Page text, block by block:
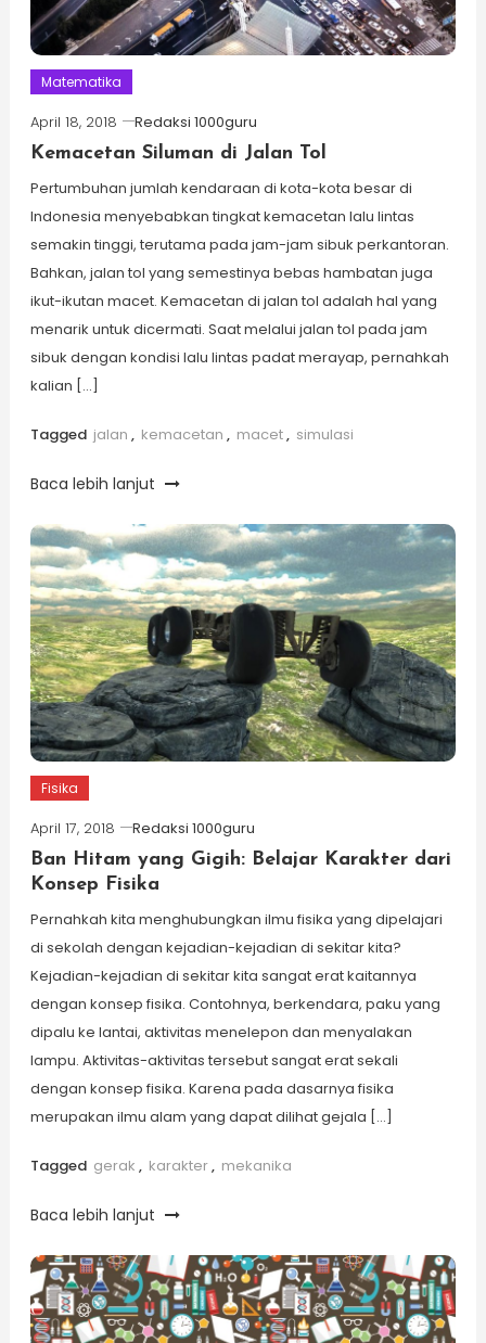
Matematika
April 18, 2018
Redaksi 1000guru
Kemacetan Siluman di Jalan Tol
Pertumbuhan jumlah kendaraan di kota-kota besar di
Indonesia menyebabkan tingkat kemacetan lalu lintas
semakin tinggi, terutama pada jam-jam sibuk perkantoran.
Bahkan, jalan tol yang semestinya bebas hambatan juga
ikut-ikutan macet. Kemacetan di jalan tol adalah hal yang
menarik untuk dicermati. Saat melalui jalan tol pada jam
sibuk dengan kondisi lalu lintas padat merayap, pernahkah
kalian […]
Tagged jalan , kemacetan , macet, simulasi
Baca lebih lanjut
Fisika
April 17, 2018
Redaksi 1000guru
Ban Hitam yang Gigih: Belajar Karakter dari
Konsep Fisika
Pernahkah kita menghubungkan ilmu fisika yang dipelajari
di sekolah dengan kejadian-kejadian di sekitar kita?
Kejadian-kejadian di sekitar kita sangat erat kaitannya
dengan konsep fisika. Contohnya, berkendara, paku yang
dipalu ke lantai, aktivitas menelepon dan menyalakan
lampu. Aktivitas-aktivitas tersebut sangat erat sekali
dengan konsep fisika. Karena pada dasarnya fisika
merupakan ilmu alam yang dapat dilihat gejala […]
Tagged gerak , karakter, mekanika
Baca lebih lanjut